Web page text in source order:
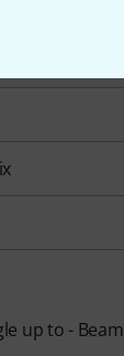
up to -